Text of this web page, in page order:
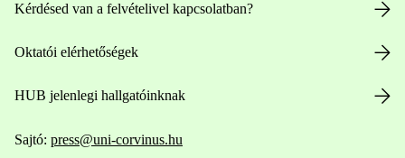
Kérdésed van a felvételivel kapcsolatban?
Oktatói elérhetőségek
HUB jelenlegi hallgatóinknak
Sajtó: press@uni-corvinus.hu